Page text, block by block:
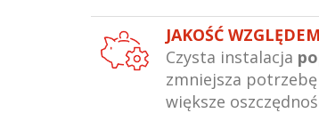
JAKOŚĆ
Czysta instalacja
zmniejsza
większe